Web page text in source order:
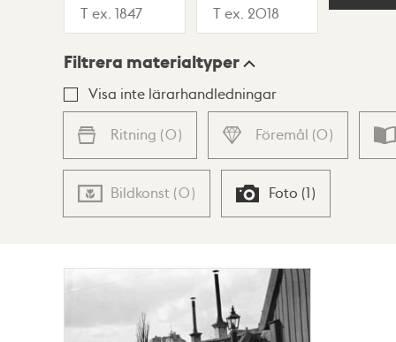
Lista Karta
Filtrera materialtyper
Visa inte lärarhandledningar
Ritning (0) Föremål (0)
Bildkonst (0) Foto (1)